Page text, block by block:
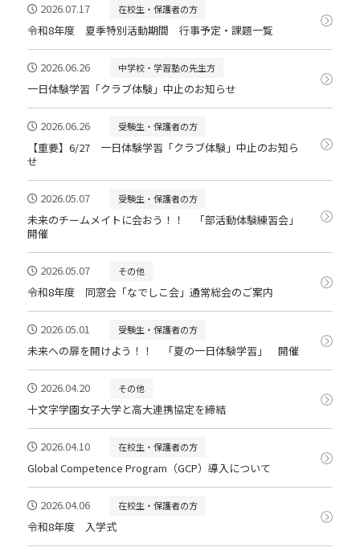
2026.07.17 在校生・保護者の方
令和8年度 夏季特別活動期間 行事予定・課題一覧
2026.06.26 中学校・学習塾の先生方
一日体験学習「クラブ体験」中止のお知らせ
2026.06.26 受験生・保護者の方
【重要】6/27 一日体験学習「クラブ体験」中止のお知ら
せ
2026.05.07 受験生・保護者の方
未来のチームメイトに会おう！！ 「部活動体験練習会」
開催
2026.05.07 その他
令和8年度 同窓会「なでしこ会」通常総会のご案内
2026.05.01 受験生・保護者の方
未来への扉を開けよう！！ 「夏の一日体験学習」 開催
2026.04.20 その他
十文字学園女子大学と高大連携協定を締結
2026.04.10 在校生・保護者の方
Global Competence Program（GCP）導入について
2026.04.06 在校生・保護者の方
令和8年度 入学式